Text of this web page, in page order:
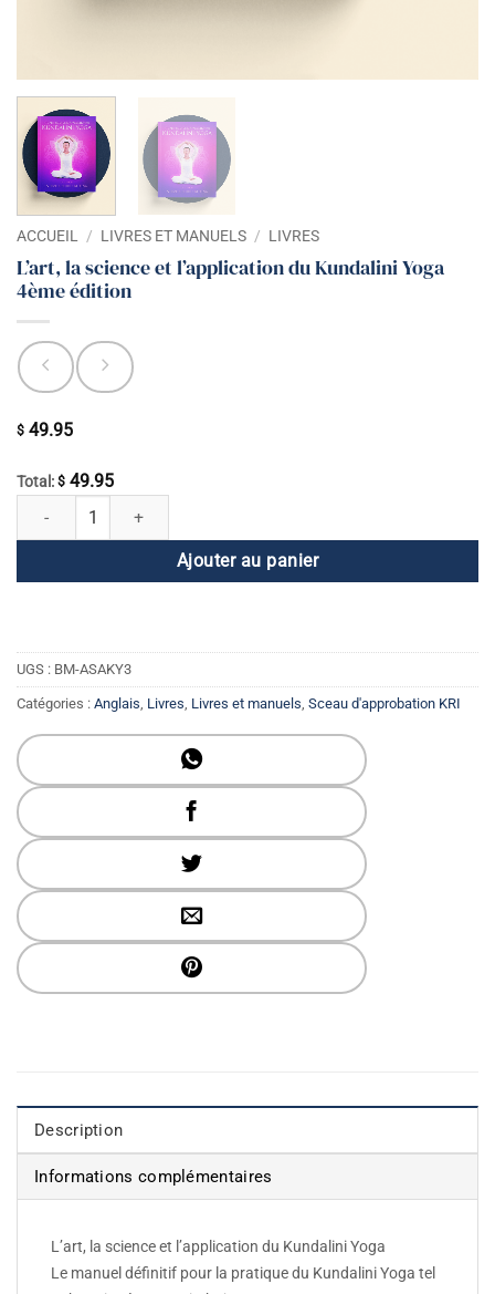
ACCUEIL / LIVRES ET MANUELS / LIVRES
L’art, la science et l’application du Kundalini Yoga
4ème édition
$ 49.95
Total: $ 49.95
quantité de L'art, la science et l'application du Kundalini Yoga 4ème
Ajouter au panier
UGS : BM-ASAKY3
Catégories : Anglais Livres Livres et manuels Sceau d'approbation KRI
Description
Informations complémentaires
L’art, la science et l’application du Kundalini Yoga
Le manuel définitif pour la pratique du Kundalini Yoga tel